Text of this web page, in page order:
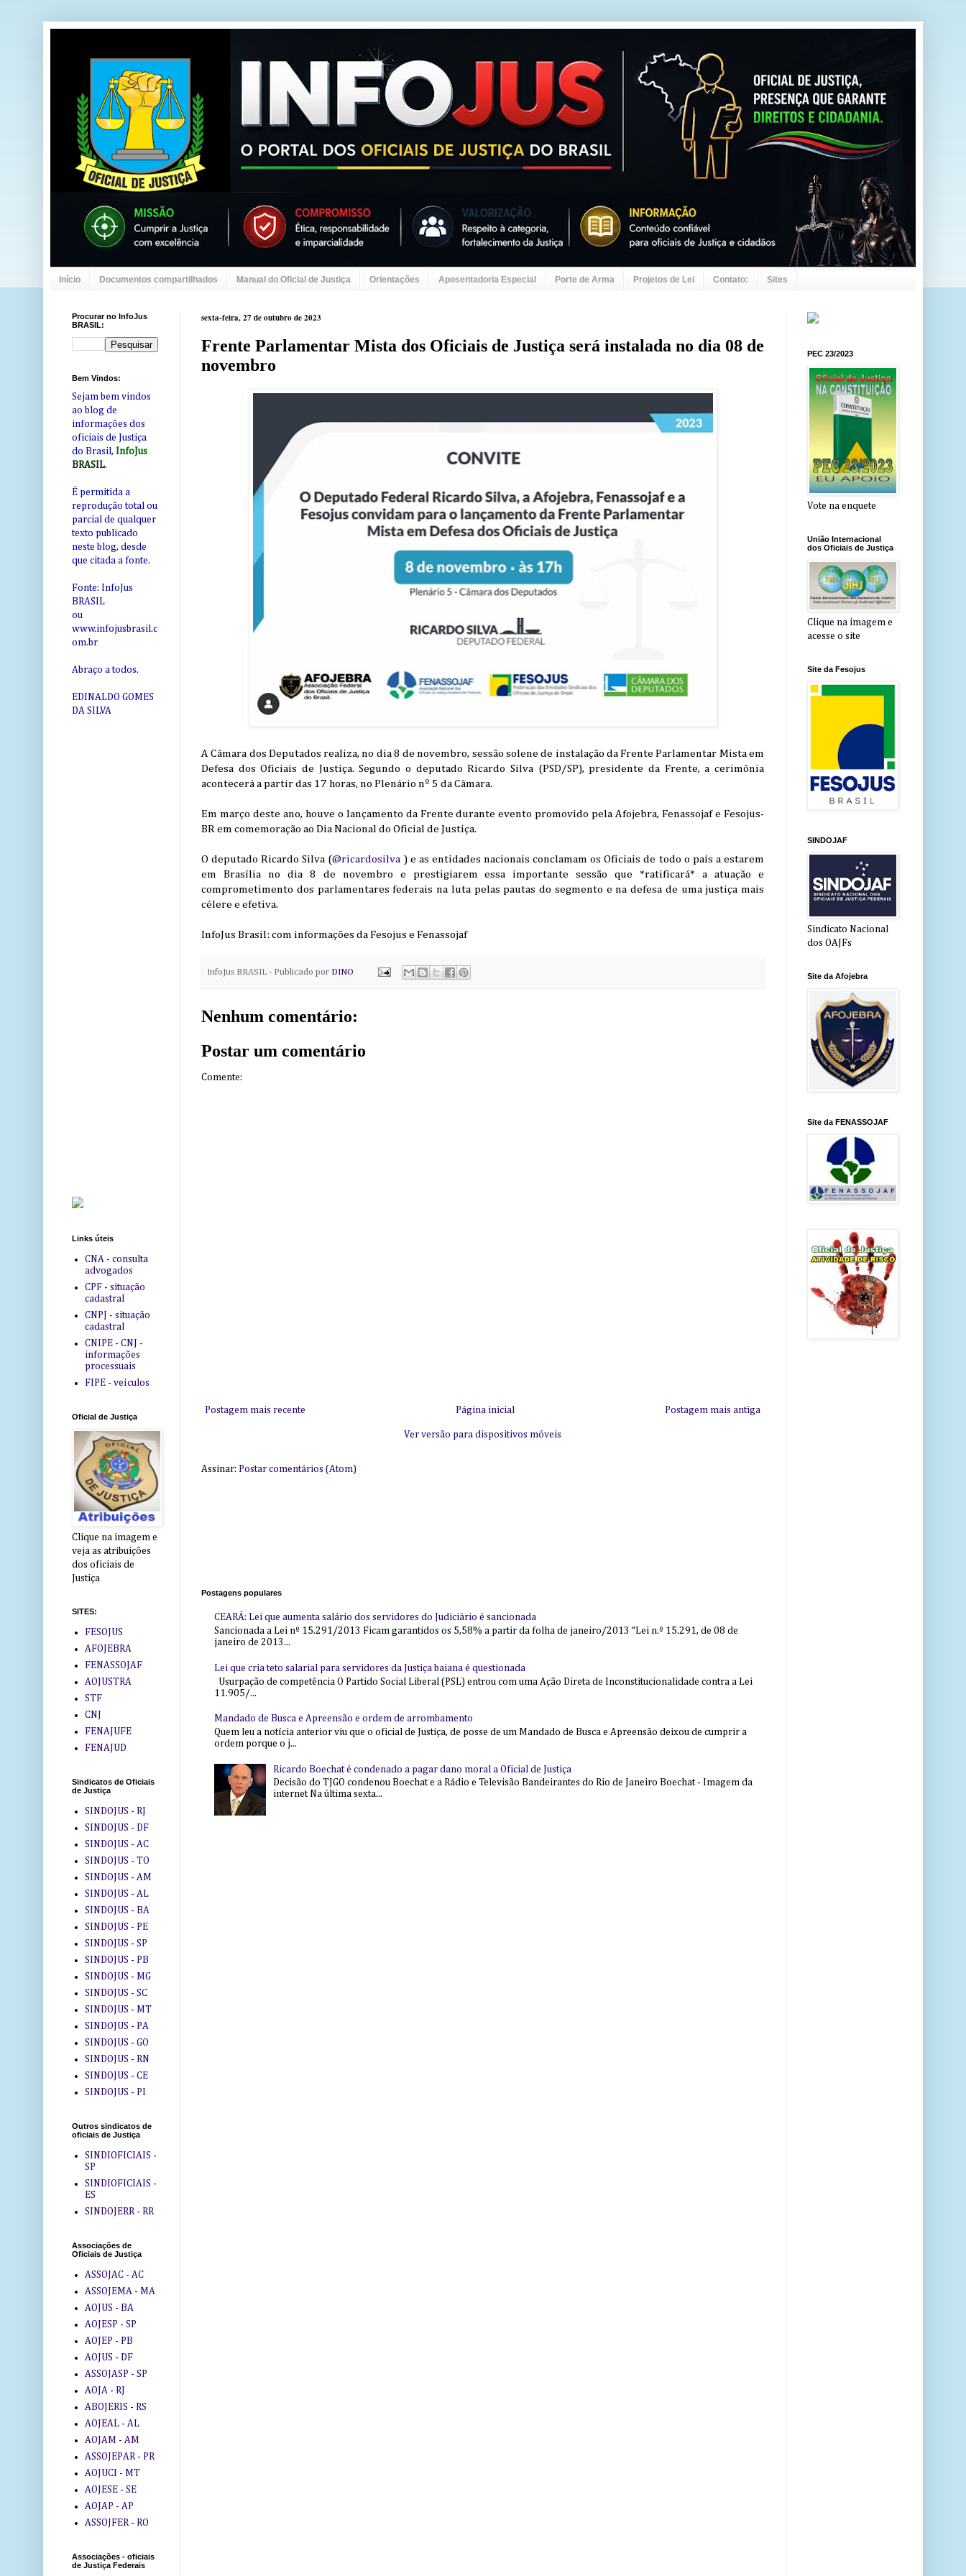
Início Documentos compartilhados Manual do Oficial de Justiça Orientações Aposentadoria Especial Porte de Arma Projetos de Lei Contato: Sites
sexta-feira, 27 de outubro de 2023
Frente Parlamentar Mista dos Oficiais de Justiça será instalada no dia 08 de
novembro
A Câmara dos Deputados realiza, no dia 8 de novembro, sessão solene de instalação da Frente Parlamentar Mista em
Defesa dos Oficiais de Justiça. Segundo o deputado Ricardo Silva (PSD/SP), presidente da Frente, a cerimônia
acontecerá a partir das 17 horas, no Plenário nº 5 da Câmara.
Em março deste ano, houve o lançamento da Frente durante evento promovido pela Afojebra, Fenassojaf e Fesojus-
BR em comemoração ao Dia Nacional do Oficial de Justiça.
O deputado Ricardo Silva (@ricardosilva ) e as entidades nacionais conclamam os Oficiais de todo o país a estarem
em Brasília no dia 8 de novembro e prestigiarem essa importante sessão que *ratificará* a atuação e
comprometimento dos parlamentares federais na luta pelas pautas do segmento e na defesa de uma justiça mais
célere e efetiva.
InfoJus Brasil: com informações da Fesojus e Fenassojaf
InfoJus BRASIL - Publicado por DINO
Nenhum comentário:
Postar um comentário
Comente:
Postagem mais recente Postagem mais antiga
Página inicial
Ver versão para dispositivos móveis
Assinar: Postar comentários (Atom)
Postagens populares
CEARÁ: Lei que aumenta salário dos servidores do Judiciário é sancionada
Sancionada a Lei nº 15.291/2013 Ficam garantidos os 5,58% a partir da folha de janeiro/2013 “Lei n.º 15.291, de 08 de
janeiro de 2013...
Lei que cria teto salarial para servidores da Justiça baiana é questionada
Usurpação de competência O Partido Social Liberal (PSL) entrou com uma Ação Direta de Inconstitucionalidade contra a Lei
11.905/...
Mandado de Busca e Apreensão e ordem de arrombamento
Quem leu a notícia anterior viu que o oficial de Justiça, de posse de um Mandado de Busca e Apreensão deixou de cumprir a
ordem porque o j...
Ricardo Boechat é condenado a pagar dano moral a Oficial de Justiça
Decisão do TJGO condenou Boechat e a Rádio e Televisão Bandeirantes do Rio de Janeiro Boechat - Imagem da
internet Na última sexta...
Procurar no InfoJus
BRASIL:
Bem Vindos:
Sejam bem vindos
ao blog de
informações dos
oficiais de Justiça
do Brasil, InfoJus
BRASIL.
É permitida a
reprodução total ou
parcial de qualquer
texto publicado
neste blog, desde
que citada a fonte.
Fonte: InfoJus
BRASIL
ou
www.infojusbrasil.c
om.br
Abraço a todos.
EDINALDO GOMES
DA SILVA
Links úteis
CNA - consulta
advogados
CPF - situação
cadastral
CNPJ - situação
cadastral
CNIPE - CNJ -
informações
processuais
FIPE - veículos
Oficial de Justiça
Clique na imagem e
veja as atribuições
dos oficiais de
Justiça
SITES:
FESOJUS
AFOJEBRA
FENASSOJAF
AOJUSTRA
STF
CNJ
FENAJUFE
FENAJUD
Sindicatos de Oficiais
de Justiça
SINDOJUS - RJ
SINDOJUS - DF
SINDOJUS - AC
SINDOJUS - TO
SINDOJUS - AM
SINDOJUS - AL
SINDOJUS - BA
SINDOJUS - PE
SINDOJUS - SP
SINDOJUS - PB
SINDOJUS - MG
SINDOJUS - SC
SINDOJUS - MT
SINDOJUS - PA
SINDOJUS - GO
SINDOJUS - RN
SINDOJUS - CE
SINDOJUS - PI
Outros sindicatos de
oficiais de Justiça
SINDIOFICIAIS -
SP
SINDIOFICIAIS -
ES
SINDOJERR - RR
Associações de
Oficiais de Justiça
ASSOJAC - AC
ASSOJEMA - MA
AOJUS - BA
AOJESP - SP
AOJEP - PB
AOJUS - DF
ASSOJASP - SP
AOJA - RJ
ABOJERIS - RS
AOJEAL - AL
AOJAM - AM
ASSOJEPAR - PR
AOJUCI - MT
AOJESE - SE
AOJAP - AP
ASSOJFER - RO
Associações - oficiais
de Justiça Federais
PEC 23/2023
Vote na enquete
União Internacional
dos Oficiais de Justiça
Clique na imagem e
acesse o site
Site da Fesojus
SINDOJAF
Sindicato Nacional
dos OAJFs
Site da Afojebra
Site da FENASSOJAF